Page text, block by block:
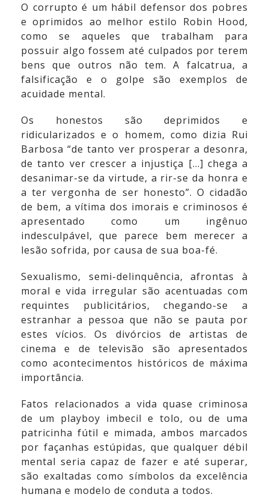
O corrupto é um hábil defensor dos pobres
e oprimidos ao melhor estilo Robin Hood,
como se aqueles que trabalham para
possuir algo fossem até culpados por terem
bens que outros não tem. A falcatrua, a
falsificação e o golpe são exemplos de
acuidade mental.
Os honestos são deprimidos e
ridicularizados e o homem, como dizia Rui
Barbosa “de tanto ver prosperar a desonra,
de tanto ver crescer a injustiça [...] chega a
desanimar-se da virtude, a rir-se da honra e
a ter vergonha de ser honesto”. O cidadão
de bem, a vítima dos imorais e criminosos é
apresentado como um ingênuo
indesculpável, que parece bem merecer a
lesão sofrida, por causa de sua boa-fé.
Sexualismo, semi-delinquência, afrontas à
moral e vida irregular são acentuadas com
requintes publicitários, chegando-se a
estranhar a pessoa que não se pauta por
estes vícios. Os divórcios de artistas de
cinema e de televisão são apresentados
como acontecimentos históricos de máxima
importância.
Fatos relacionados a vida quase criminosa
de um playboy imbecil e tolo, ou de uma
patricinha fútil e mimada, ambos marcados
por façanhas estúpidas, que qualquer débil
mental seria capaz de fazer e até superar,
são exaltadas como símbolos da excelência
humana e modelo de conduta a todos.